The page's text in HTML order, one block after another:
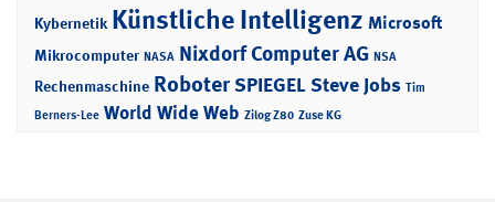
Kybernetik Künstliche Intelligenz Microsoft
Mikrocomputer NASA Nixdorf Computer AG NSA
Rechenmaschine RoboterSPIEGELSteve Jobs Tim
Berners-Lee World Wide Web Zilog Z80 Zuse KG